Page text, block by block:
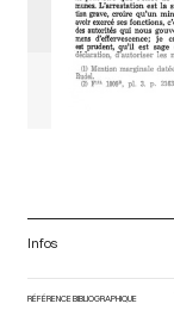
Infos
RÉFÉRENCE BIBLIOGRAPHIQUE